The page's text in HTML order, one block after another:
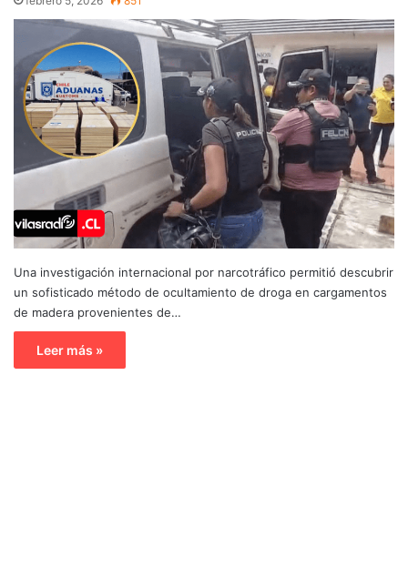
Una investigación internacional por narcotráfico permitió descubrir
un sofisticado método de ocultamiento de droga en cargamentos
de madera provenientes de…
Leer más »